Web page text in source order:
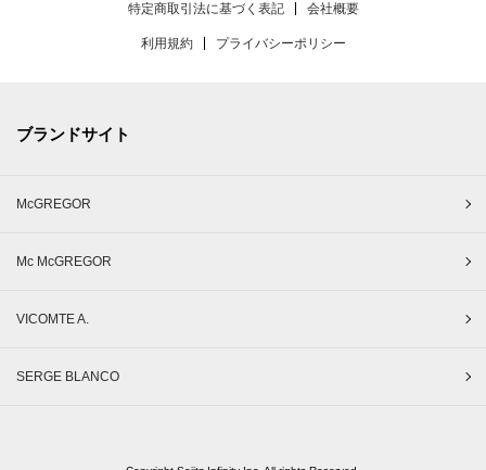
特定商取引法に基づく表記 会社概要
利用規約 プライバシーポリシー
ブランドサイト
McGREGOR
Mc McGREGOR
VICOMTE A.
SERGE BLANCO